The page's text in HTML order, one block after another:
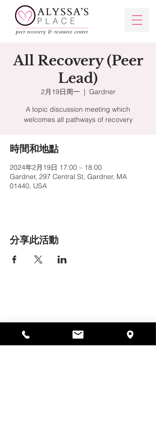
All Recovery (Peer
Lead)
2月19日周一
  |
Gardner
A topic discussion meeting which
welcomes all pathways of recovery
時間和地點
2024年2月19日 17:00 – 18:00
Gardner, 297 Central St, Gardner, MA
01440, USA
分享此活動
01440
978-364-0920